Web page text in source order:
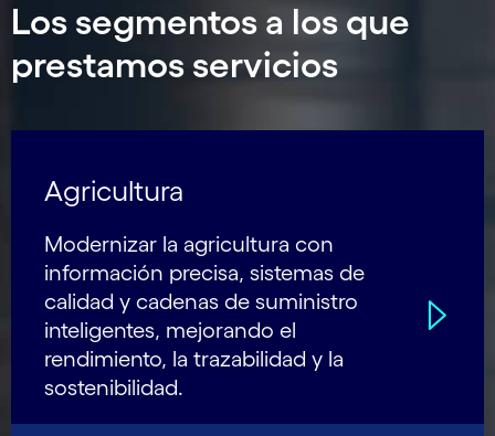
Los segmentos a los que
prestamos servicios
Agricultura
Modernizar la agricultura con
información precisa, sistemas de
calidad y cadenas de suministro
inteligentes, mejorando el
rendimiento, la trazabilidad y la
sostenibilidad.